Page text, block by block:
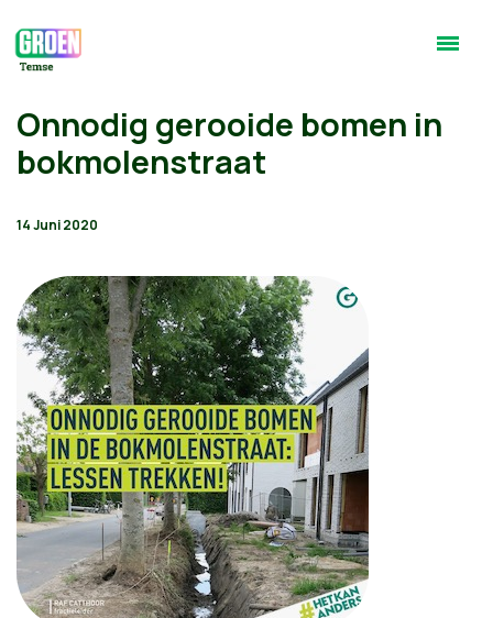
Onnodig gerooide bomen in
bokmolenstraat
14 Juni 2020